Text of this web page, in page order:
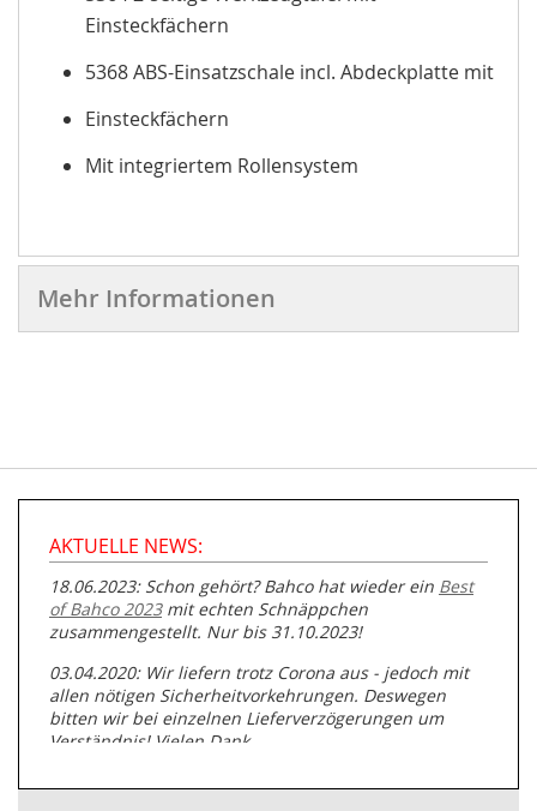
Einsteckfächern
5368 ABS-Einsatzschale incl. Abdeckplatte mit
Einsteckfächern
Mit integriertem Rollensystem
Mehr Informationen
AKTUELLE NEWS:
18.06.2023: Schon gehört? Bahco hat wieder ein Best
of Bahco 2023mit echten Schnäppchen
zusammengestellt. Nur bis 31.10.2023!
03.04.2020: Wir liefern trotz Corona aus - jedoch mit
allen nötigen Sicherheitvorkehrungen. Deswegen
bitten wir bei einzelnen Lieferverzögerungen um
Verständnis! Vielen Dank.
05.07.2019: Neuester Zugang zu unserer